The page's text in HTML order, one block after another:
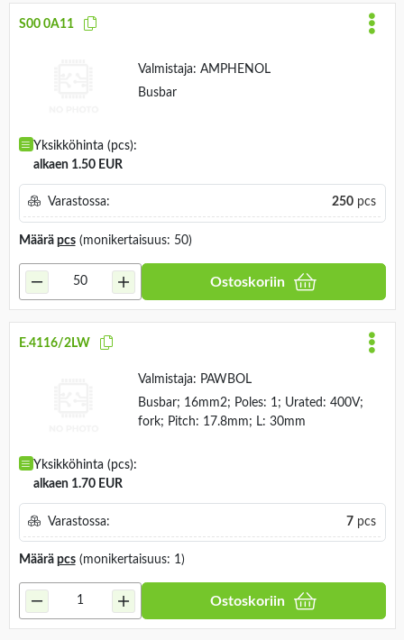
S00 0A11
Valmistaja: AMPHENOL
Busbar
Yksikköhinta (pcs):
alkaen 1.50 EUR
Varastossa: 250pcs
Määrä pcs(monikertaisuus: 50)
Ostoskoriin
E.4116/2LW
Valmistaja: PAWBOL
Busbar; 16mm2; Poles: 1; Urated: 400V;
fork; Pitch: 17.8mm; L: 30mm
Yksikköhinta (pcs):
alkaen 1.70 EUR
Varastossa: 7pcs
Määrä pcs(monikertaisuus: 1)
Ostoskoriin